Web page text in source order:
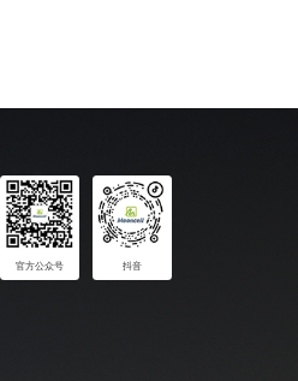
官方公众号 抖音